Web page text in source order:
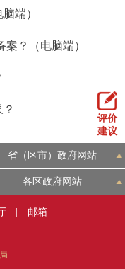
РУССКИЙ ЯЗЫК
端）
？（电脑端）
评价
建议
省（区市）政府网站
各区政府网站
邮箱